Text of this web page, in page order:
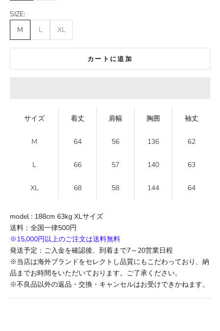
SIZE:
M
L XL
カートに追加
サイズ 着丈 肩幅 胸囲 袖丈
M 64 56 136 62
L 66 57 140 63
XL 68 58 144 64
model : 188cm 63kg XLサイズ
送料 ：全国一律500円
※15,000円以上のご注文は送料無料
発送予定：ご入金を確認後、到着まで7～ 20営業日程
※当店は海外ブランドをセレクトし品質にもこだわっており、納
品までお時間をいただいております。ご了承ください。
※不良品以外の返品・交換・キャンセルはお受けできかねます。